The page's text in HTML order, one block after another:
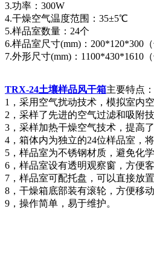
3.功率：300W
4.干燥空气温度范围：35±5℃
5.样品室数量：24个
6.样品室尺寸(mm)：200*120*300
7.外形尺寸(mm)：1100*430*1610
TRX-24土壤样品风干箱主要特点：
1，采用空气扰动技术，模拟室内
2，采样了先进的空气过滤和吸附
3，采样加热干燥空气技术，提高
4，箱体内为独立的24位样品室，
5，样品室为不锈钢材质，避免化
6，样品室设有透明观察窗，方便
7，样品室可配托盘，可以直接放
8，干燥箱底部装有滚轮，方便移动
9，操作简单，易于维护。